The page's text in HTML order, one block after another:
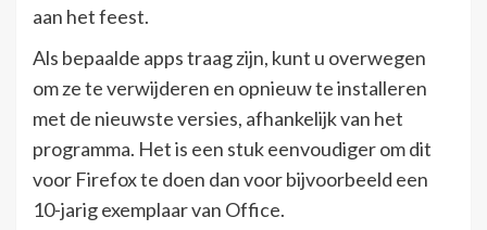
aan het feest.
Als bepaalde apps traag zijn, kunt u overwegen
om ze te verwijderen en opnieuw te installeren
met de nieuwste versies, afhankelijk van het
programma. Het is een stuk eenvoudiger om dit
voor Firefox te doen dan voor bijvoorbeeld een
10-jarig exemplaar van Office.